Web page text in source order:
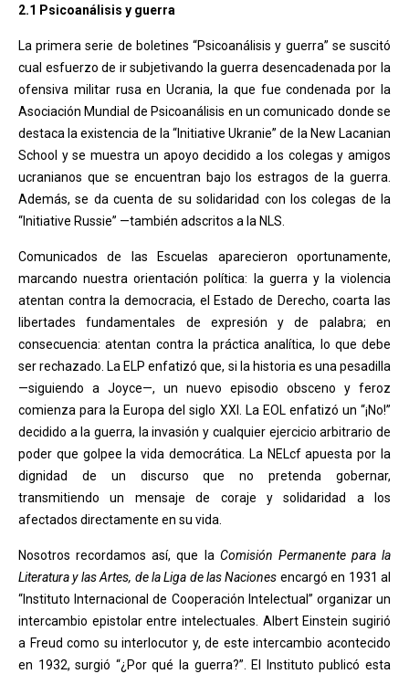
2.1 Psicoanálisis y guerra
La primera serie de boletines “Psicoanálisis y guerra” se suscitó
cual esfuerzo de ir subjetivando la guerra desencadenada por la
ofensiva militar rusa en Ucrania, la que fue condenada por la
Asociación Mundial de Psicoanálisis en un comunicado donde se
destaca la existencia de la “Initiative Ukranie” de la New Lacanian
School y se muestra un apoyo decidido a los colegas y amigos
ucranianos que se encuentran bajo los estragos de la guerra.
Además, se da cuenta de su solidaridad con los colegas de la
“Initiative Russie” —también adscritos a la NLS.
Comunicados de las Escuelas aparecieron oportunamente,
marcando nuestra orientación política: la guerra y la violencia
atentan contra la democracia, el Estado de Derecho, coarta las
libertades fundamentales de expresión y de palabra; en
consecuencia: atentan contra la práctica analítica, lo que debe
ser rechazado. La ELP enfatizó que, si la historia es una pesadilla
—siguiendo a Joyce—, un nuevo episodio obsceno y feroz
comienza para la Europa del siglo XXI. La EOL enfatizó un “¡No!”
decidido a la guerra, la invasión y cualquier ejercicio arbitrario de
poder que golpee la vida democrática. La NELcf apuesta por la
dignidad de un discurso que no pretenda gobernar,
transmitiendo un mensaje de coraje y solidaridad a los
afectados directamente en su vida.
Nosotros recordamos así, que la Comisión Permanente para la
Literatura y las Artes, de la Liga de las Naciones encargó en 1931 al
“Instituto Internacional de Cooperación Intelectual” organizar un
intercambio epistolar entre intelectuales. Albert Einstein sugirió
a Freud como su interlocutor y, de este intercambio acontecido
en 1932, surgió “¿Por qué la guerra?”. El Instituto publicó esta